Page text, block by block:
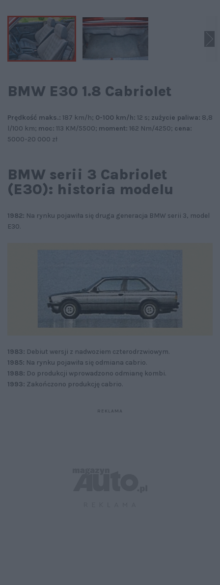
BMW E30 1.8 Cabriolet
Prędkość maks.: 187 km/h; 0-100 km/h: 12 s; zużycie paliwa: 8,8
l/100 km; moc: 113 KM/5500; moment: 162 Nm/4250; cena:
5000-20 000 zł
BMW serii 3 Cabriolet
(E30): historia modelu
1982: Na rynku pojawiła się druga generacja BMW serii 3, model
E30.
1983: Debiut wersji z nadwoziem czterodrzwiowym.
1985: Na rynku pojawiła się odmiana cabrio.
1988: Do produkcji wprowadzono odmianę kombi.
1993: Zakończono produkcję cabrio.